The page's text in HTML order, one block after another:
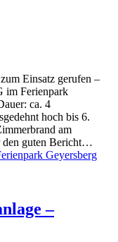
Einsatz gerufen –
im Ferienpark
ca. 4
hoch bis 6.
am
den guten Bericht…
Geyersberg
–